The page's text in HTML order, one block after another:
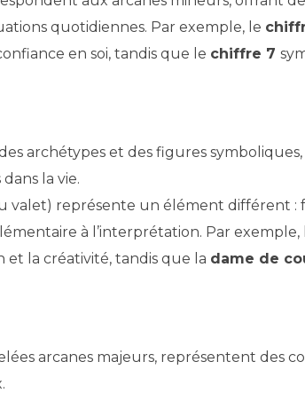
quotidiennes. Par exemple, le
en soi, tandis que le chiffre 7
archétypes et des figures
la vie.
valet) représente un élément différent :
à l’interprétation. Par exemple,
et la créativité, tandis que la dame de
arcanes majeurs, représentent des